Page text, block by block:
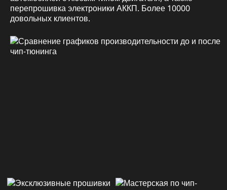
перепрошивка электроники АККП. Более 10000
довольных клиентов.